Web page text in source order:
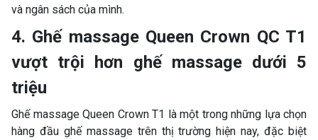
và ngân sách của mình.
4. Ghế massage Queen Crown QC T1
vượt trội hơn ghế massage dưới 5
triệu
Ghế massage Queen Crown T1 là một trong những lựa chọn
hàng đầu ghế massage trên thị trường hiện nay, đặc biệt